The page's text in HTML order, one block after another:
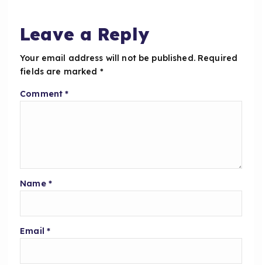
o
k
p
Leave a Reply
Your email address will not be published. Required
fields are marked *
Comment*
Name *
Email *